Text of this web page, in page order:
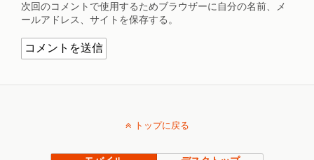
次回のコメントで使用するためブラウザーに自分の名前、メ
ールアドレス、サイトを保存する。
トップに戻る